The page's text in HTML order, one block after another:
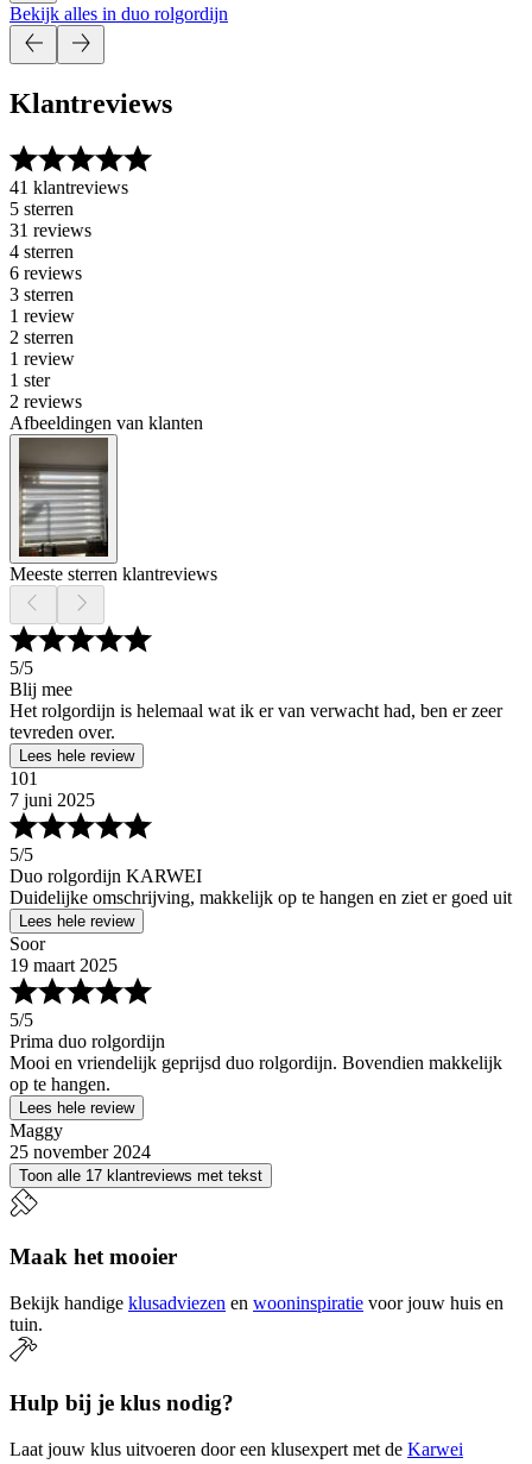
Bekijk alles in duo rolgordijn
Klantreviews
41 klantreviews
5 sterren
31 reviews
4 sterren
6 reviews
3 sterren
1 review
2 sterren
1 review
1 ster
2 reviews
Afbeeldingen van klanten
Meeste sterren klantreviews
5/5
Blij mee
Het rolgordijn is helemaal wat ik er van verwacht had, ben er zeer
tevreden over.
Lees hele review
101
7 juni 2025
5/5
Duo rolgordijn KARWEI
Duidelijke omschrijving, makkelijk op te hangen en ziet er goed uit
Lees hele review
Soor
19 maart 2025
5/5
Prima duo rolgordijn
Mooi en vriendelijk geprijsd duo rolgordijn. Bovendien makkelijk
op te hangen.
Lees hele review
Maggy
25 november 2024
Toon alle 17 klantreviews met tekst
Maak het mooier
Bekijk handige klusadviezen en wooninspiratie voor jouw huis en
tuin.
Hulp bij je klus nodig?
Laat jouw klus uitvoeren door een klusexpert met de Karwei